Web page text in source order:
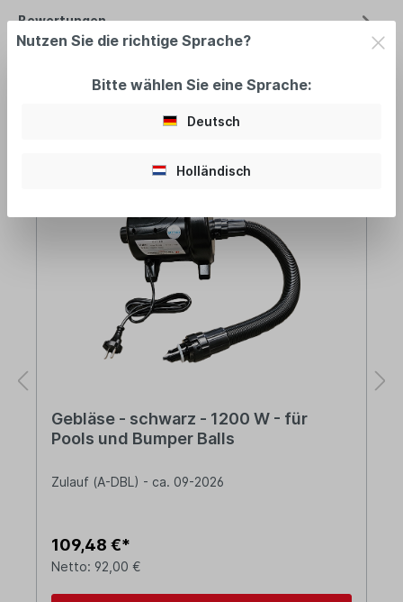
Bewertungen
empfohlenes Zubehör
Gebläse - schwarz - 1200 W - für
Pools und Bumper Balls
Zulauf (A-DBL) - ca. 09-2026
109,48 €*
Netto: 92,00 €
Nutzen Sie die richtige Sprache?
Bitte wählen Sie eine Sprache:
Deutsch
Holländisch